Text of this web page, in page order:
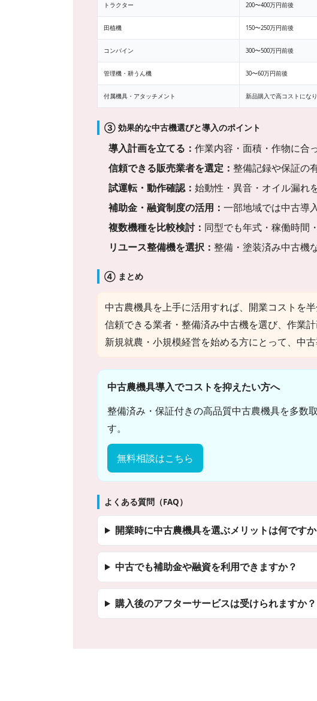
トラクター 200〜400万円前後
田植機 150〜250万円前後
コンバイン 300〜500万円前後
管理機・耕うん機 30〜60万円前後
付属機具・アタッチメント 新品購入で高コストにな
③ 効果的な中古機選びと導入のポイント
導入計画を立てる：作業内容・面積・作物に合
信頼できる販売業者を選定：整備記録や保証の
試運転・動作確認：始動性・異音・オイル漏れ
補助金・融資制度の活用：一部地域では中古導
複数機種を比較検討： 同型でも年式・稼働時間
リユース整備機を選択：整備・塗装済み中古機
④ まとめ
中古農機具を上手に活用すれば、開業コストを
信頼できる業者・整備済み中古機を選び、作業
新規就農・小規模経営を始める方にとって、中古
中古農機具導入でコストを抑えたい方へ
整備済み・保証付きの高品質中古農機具を多数
す。
無料相談はこちら
よくある質問（FAQ）
開業時に中古農機具を選ぶメリットは何ですか
中古でも補助金や融資を利用できますか？
購入後のアフターサービスは受けられますか？